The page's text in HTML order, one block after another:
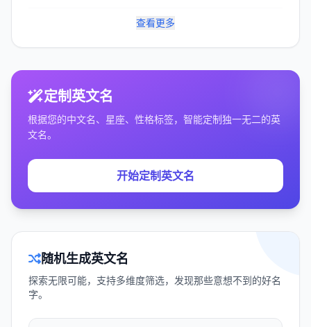
查看更多
定制英文名
根据您的中文名、星座、性格标签，智能定制独一无二的英
文名。
开始定制英文名
随机生成英文名
探索无限可能，支持多维度筛选，发现那些意想不到的好名
字。